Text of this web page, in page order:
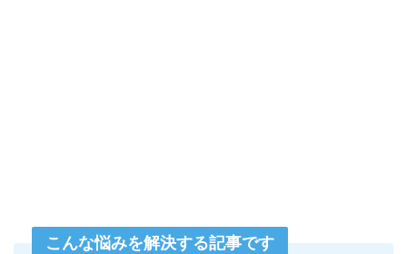
こんな悩みを解決する記事です